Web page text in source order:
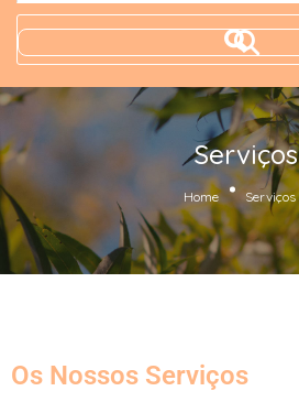
Serviços
Home Serviços
Os Nossos Serviços